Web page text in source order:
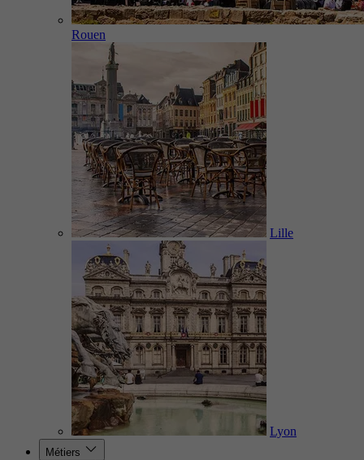
Rouen
Lille
Lyon
Métiers